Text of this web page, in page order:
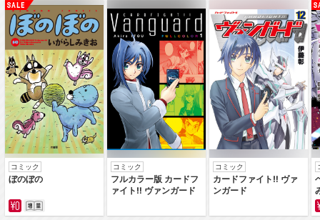
コミック
ぼのぼの
コミック
フルカラー版 カードフ
ァイト‼ ヴァンガード
コミック
カードファイト‼ ヴァ
ンガード